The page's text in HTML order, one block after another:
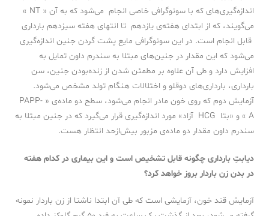
اندازه‌گیری‌های که با سونوگرافی خاصی انجام می‌شود که به آن « NT »
می‌گویند، که از ابتدای هفته‌ی یازدهم تا انتهای هفته سیزدهم بارداری
قابل انجام است. در این سونوگرافی مایع پشت گردن جنین اندازه‌گیری
می‌شود که این مقدار در جنین‌های مبتلا به‌ سندرم داون تمایل به
افزایش دارد و ‌طی آن علاوه بر مطمئن شدن از زنده‌بودن جنین، سن
بارداری، بارداری‌های دوقلو و اختلالات هنگام تولد مشخص می‌شود.
آزمایش دوم که روی خون مادر انجام می‌شود، سطح دو ماده‌ی « PAPP-
A » و «بتا HCG آزاد» مورد اندازه‌گیری قرار می‌گیرد که در جنین مبتلا به
سندرم داون مقدار دو ماده‌ی مزبور بیش‌ازحد انتظار هست.
دیابتِ بارداری چگونه قابل تشخیص است و این بیماری در کدام هفته
در بدن زن باردار بروز خواهد کرد؟
آزمایش قند خون، آزمایشی است که طی آن ابتدا ناشتا از زن باردار نمونه